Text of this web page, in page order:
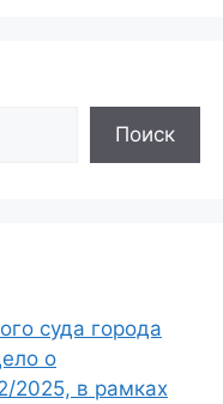
Поиск
суда города
о
2025, в рамках